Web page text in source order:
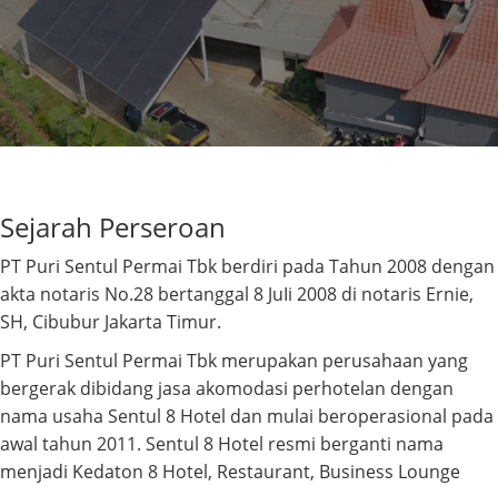
Sejarah Perseroan
PT Puri Sentul Permai Tbk berdiri pada Tahun 2008 dengan
akta notaris No.28 bertanggal 8 JuIi 2008 di notaris Ernie,
SH, Cibubur Jakarta Timur.
PT Puri Sentul Permai Tbk merupakan perusahaan yang
bergerak dibidang jasa akomodasi perhotelan dengan
nama usaha Sentul 8 Hotel dan mulai beroperasional pada
awal tahun 2011. Sentul 8 Hotel resmi berganti nama
menjadi Kedaton 8 Hotel, Restaurant, Business Lounge